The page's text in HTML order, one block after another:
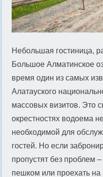
Небольшая гостиница,
Большое Алматинское
время один из самых
Алатауского
массовых визитов. Это
окрестностях водоема
необходимой для
гостей. Но если
пропустят без проблем
пешком или проехать на